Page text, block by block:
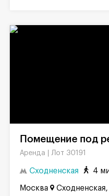
Помещение под
Аренда | Лот 30191
Сходненская 4
Москва